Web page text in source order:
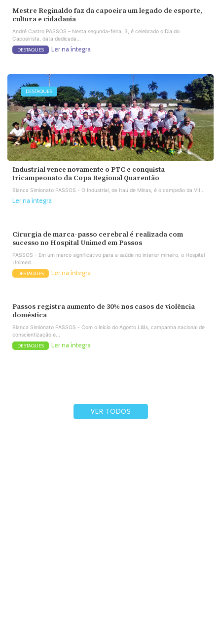
Mestre Reginaldo faz da capoeira um legado de esporte,
cultura e cidadania
André Castro PASSOS – Nesta segunda-feira, 3, é celebrado o Dia do
Capoeirista, data dedicada...
DESTAQUES Ler na íntegra
DESTAQUES
Industrial vence novamente o PTC e conquista
tricampeonato da Copa Regional Quarentão
Bianca Simionato PASSOS - O Industrial, de Itaú de Minas, é o campeão da VII...
Ler na íntegra
Cirurgia de marca-passo cerebral é realizada com
sucesso no Hospital Unimed em Passos
PASSOS - Em um marco significativo para a saúde no interior mineiro, o Hospital
Unimed...
DESTAQUES Ler na íntegra
Passos registra aumento de 30% nos casos de violência
doméstica
Bianca Simionato PASSOS - Com o início do Agosto Lilás, campanha nacional de
conscientização e...
DESTAQUES Ler na íntegra
VER TODOS